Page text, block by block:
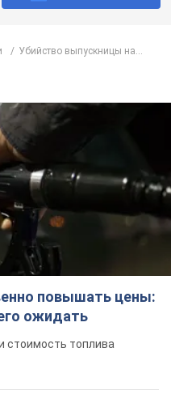
Убийство выпускницы на...
повышать цены:
ожидать
стоимость топлива